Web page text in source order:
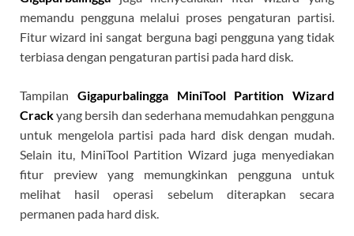
memandu pengguna melalui proses pengaturan partisi.
Fitur wizard ini sangat berguna bagi pengguna yang tidak
terbiasa dengan pengaturan partisi pada hard disk.
Tampilan Gigapurbalingga MiniTool Partition Wizard
Crackyang bersih dan sederhana memudahkan pengguna
untuk mengelola partisi pada hard disk dengan mudah.
Selain itu, MiniTool Partition Wizard juga menyediakan
fitur preview yang memungkinkan pengguna untuk
melihat hasil operasi sebelum diterapkan secara
permanen pada hard disk.